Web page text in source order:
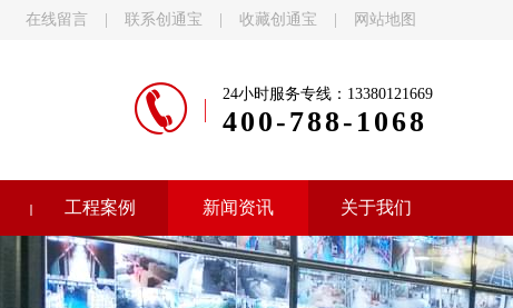
在线留言 联系创通宝 收藏创通宝 网站地图
24小时服务专线：13380121669
400-788-1068
工程案例 新闻资讯 关于我们